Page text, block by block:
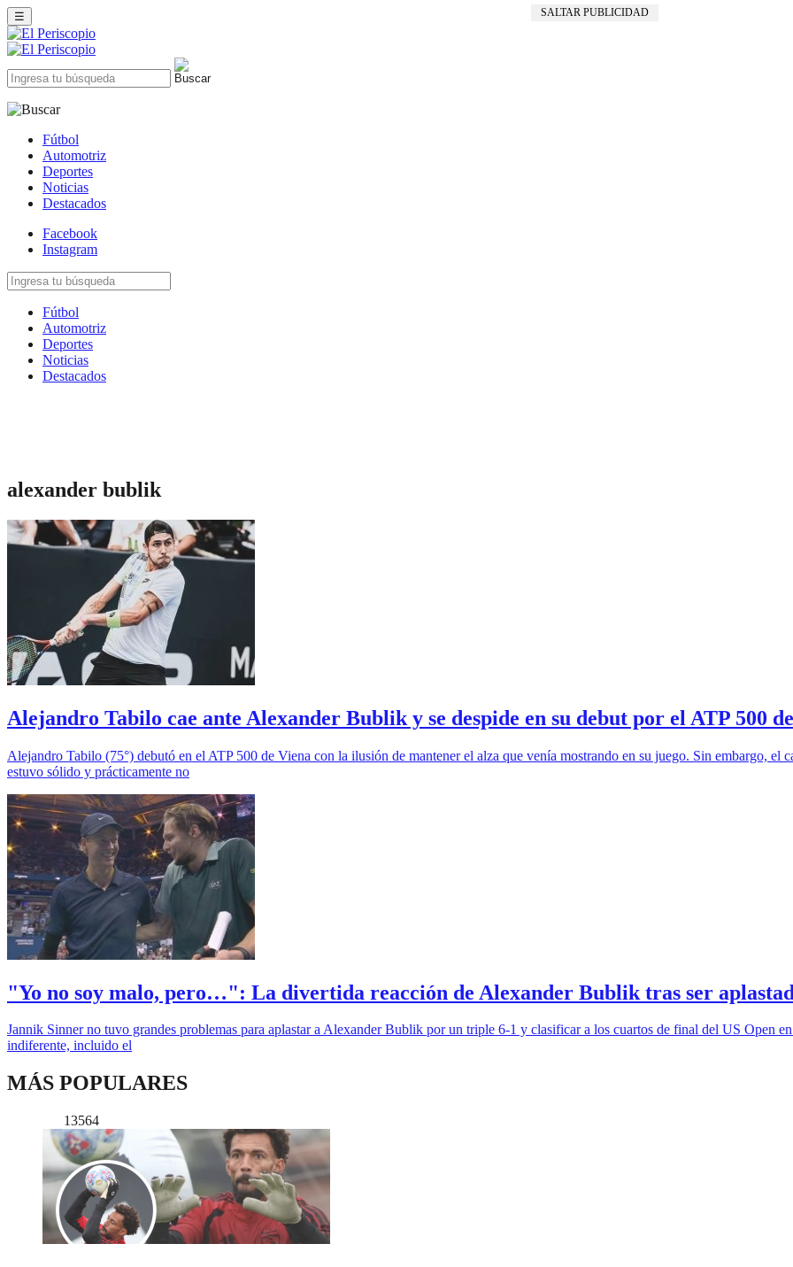
SALTAR PUBLICIDAD
☰
Fútbol
Automotriz
Deportes
Noticias
Destacados
Facebook
Instagram
Fútbol
Automotriz
Deportes
Noticias
Destacados
alexander bublik
Alejandro Tabilo cae ante Alexander Bublik y se despide en su debut por el ATP 500
Alejandro Tabilo (75°) debutó en el ATP 500 de Viena con la ilusión de mantener el alza que venía mostrando en su juego. Sin embargo, el
estuvo sólido y prácticamente no
"Yo no soy malo, pero…": La divertida reacción de Alexander Bublik tras ser
Jannik Sinner no tuvo grandes problemas para aplastar a Alexander Bublik por un triple 6-1 y clasificar a los cuartos de final del US Open
indiferente, incluido el
MÁS POPULARES
13564